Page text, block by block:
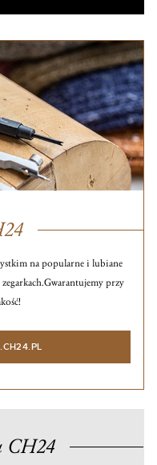
na popularne i lubiane
Gwarantujemy przy
CH24